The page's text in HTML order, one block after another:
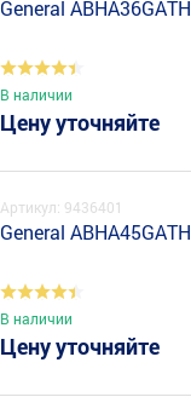
General ABHA36GATH
В наличии
Цену уточняйте
Артикул: 9436401
General ABHA45GATH
В наличии
Цену уточняйте